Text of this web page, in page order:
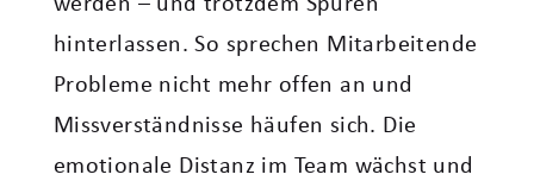
hinterlassen. So sprechen Mitarbeitende
Probleme nicht mehr offen an und
Missverständnisse häufen sich. Die
emotionale Distanz im Team wächst und